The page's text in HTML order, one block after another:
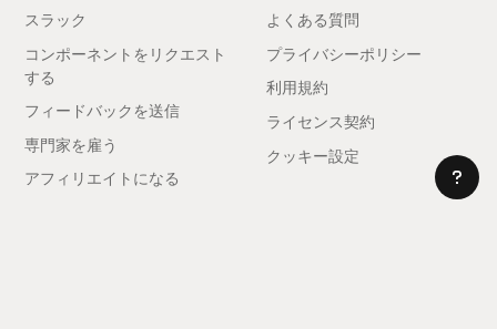
スラック
コンポーネントをリクエスト
する
フィードバックを送信
専門家を雇う
アフィリエイトになる
よくある質問
プライバシーポリシー
利用規約
ライセンス契約
クッキー設定